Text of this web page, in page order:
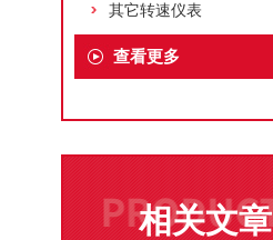
其它转速仪表
查看更多
相关文章